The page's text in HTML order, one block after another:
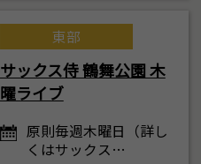
東部
サックス侍 鶴舞公園 木
曜ライブ
原則毎週木曜日（詳し
くはサックス…